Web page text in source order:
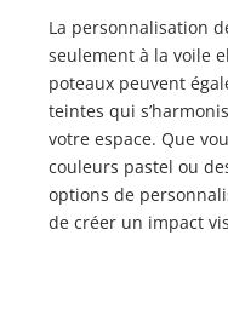
La personnalisation
seulement à la voile
poteaux peuvent
teintes qui
votre espace. Que
couleurs pastel ou
options de
de créer un impact